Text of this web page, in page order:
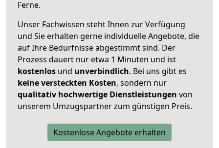
Ferne.
Unser Fachwissen steht Ihnen zur Verfügung
und Sie erhalten gerne individuelle Angebote, die
auf Ihre Bedürfnisse abgestimmt sind. Der
Prozess dauert nur etwa 1 Minuten und ist
kostenlos und unverbindlich. Bei uns gibt es
keine versteckten Kosten, sondern nur
qualitativ hochwertige Dienstleistungen von
unserem Umzugspartner zum günstigen Preis.
Kostenlose Angebote erhalten